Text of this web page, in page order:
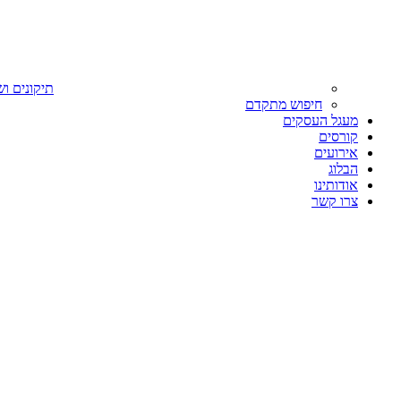
תיקונים
חיפוש מתקדם
מעגל העסקים
קורסים
אירועים
הבלוג
אודותינו
צרו קשר